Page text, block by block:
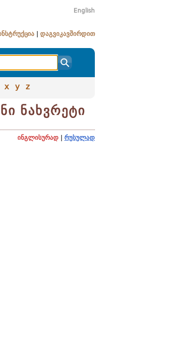
English
დაგვიკავშირდით
x y z
ნახვრეტი
ინგლისურად
რუსულად